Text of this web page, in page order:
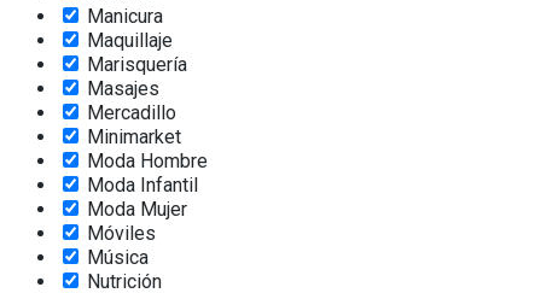
Manicura
Maquillaje
Marisquería
Masajes
Mercadillo
Minimarket
Moda Hombre
Moda Infantil
Moda Mujer
Móviles
Música
Nutrición